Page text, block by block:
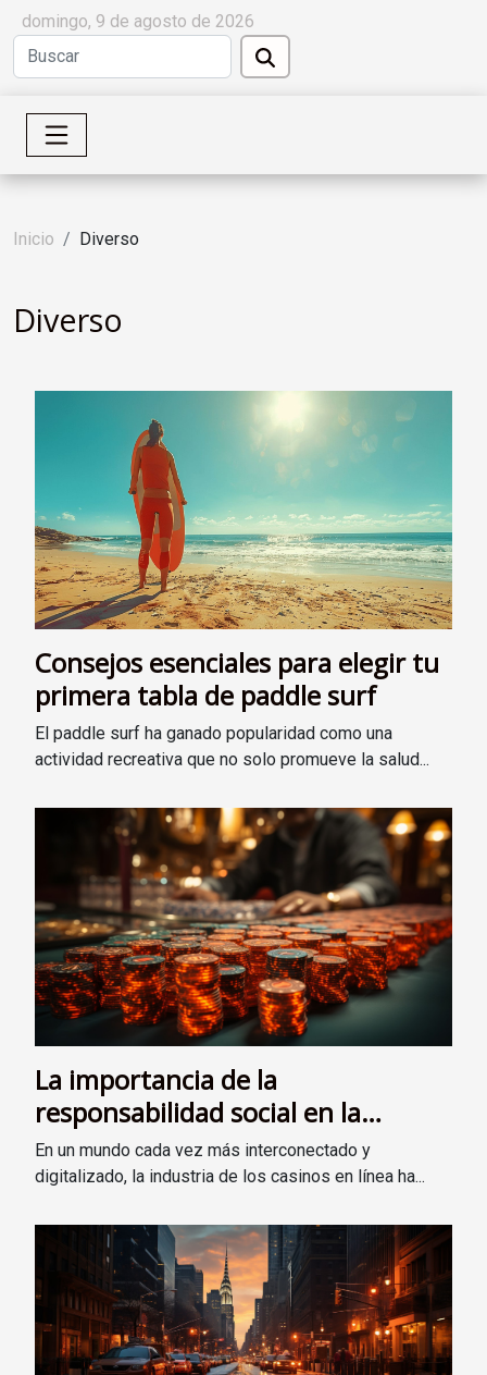
domingo, 9 de agosto de 2026
Inicio Diverso
Diverso
Consejos esenciales para elegir tu
primera tabla de paddle surf
El paddle surf ha ganado popularidad como una
actividad recreativa que no solo promueve la salud...
La importancia de la
responsabilidad social en la
industria de los casinos en línea
En un mundo cada vez más interconectado y
digitalizado, la industria de los casinos en línea ha...